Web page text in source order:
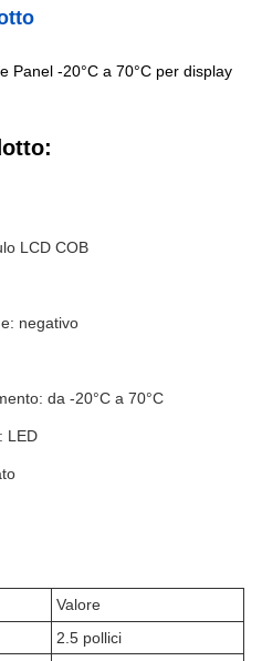
Panel -20°C a 70°C per display
LCD COB
negativo
da -20°C a 70°C
LED
Valore
2.5 pollici